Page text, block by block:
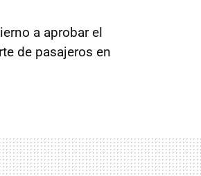
a aprobar el
de pasajeros en